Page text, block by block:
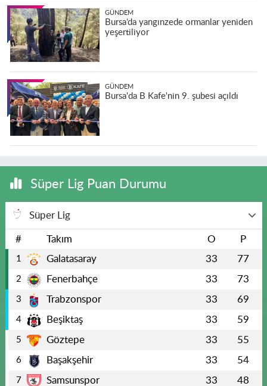
GÜNDEM
Bursa’da yangınzede ormanlar yeniden
yeşertiliyor
GÜNDEM
Bursa'da B Kafe'nin 9. şubesi açıldı
Süper Lig Puan Durumu
Süper Lig
# Takım O P
1 Galatasaray 33 77
2 Fenerbahçe 33 73
3 Trabzonspor 33 69
4 Beşiktaş 33 59
5 Göztepe 33 55
6 Başakşehir 33 54
7 Samsunspor 33 48